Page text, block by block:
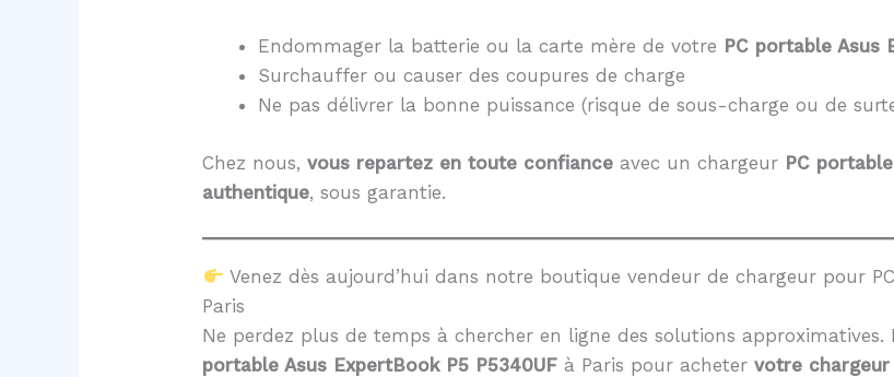
Endommager la batterie ou la carte mère de votre PC portable Asus
Surchauffer ou causer des coupures de charge
Ne pas délivrer la bonne puissance (risque de sous-charge ou de
Chez nous,vous repartez en toute confiance avec un chargeur PC
authentique, sous garantie.
Venez dès aujourd’hui dans notre boutique vendeur de chargeur pour
Paris
Ne perdez plus de temps à chercher en ligne des solutions approximatives.
portable Asus ExpertBook P5 P5340UF à Paris pour achetervotre